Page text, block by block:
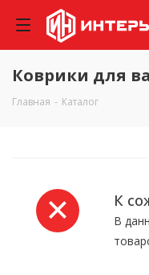
Коврики для
Главная - Каталог
К
В